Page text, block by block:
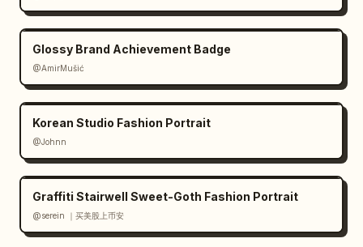
Glossy Brand Achievement Badge
@AmirMušić
Korean Studio Fashion Portrait
@Johnn
Graffiti Stairwell Sweet-Goth Fashion Portrait
@serein ｜买美股上币安